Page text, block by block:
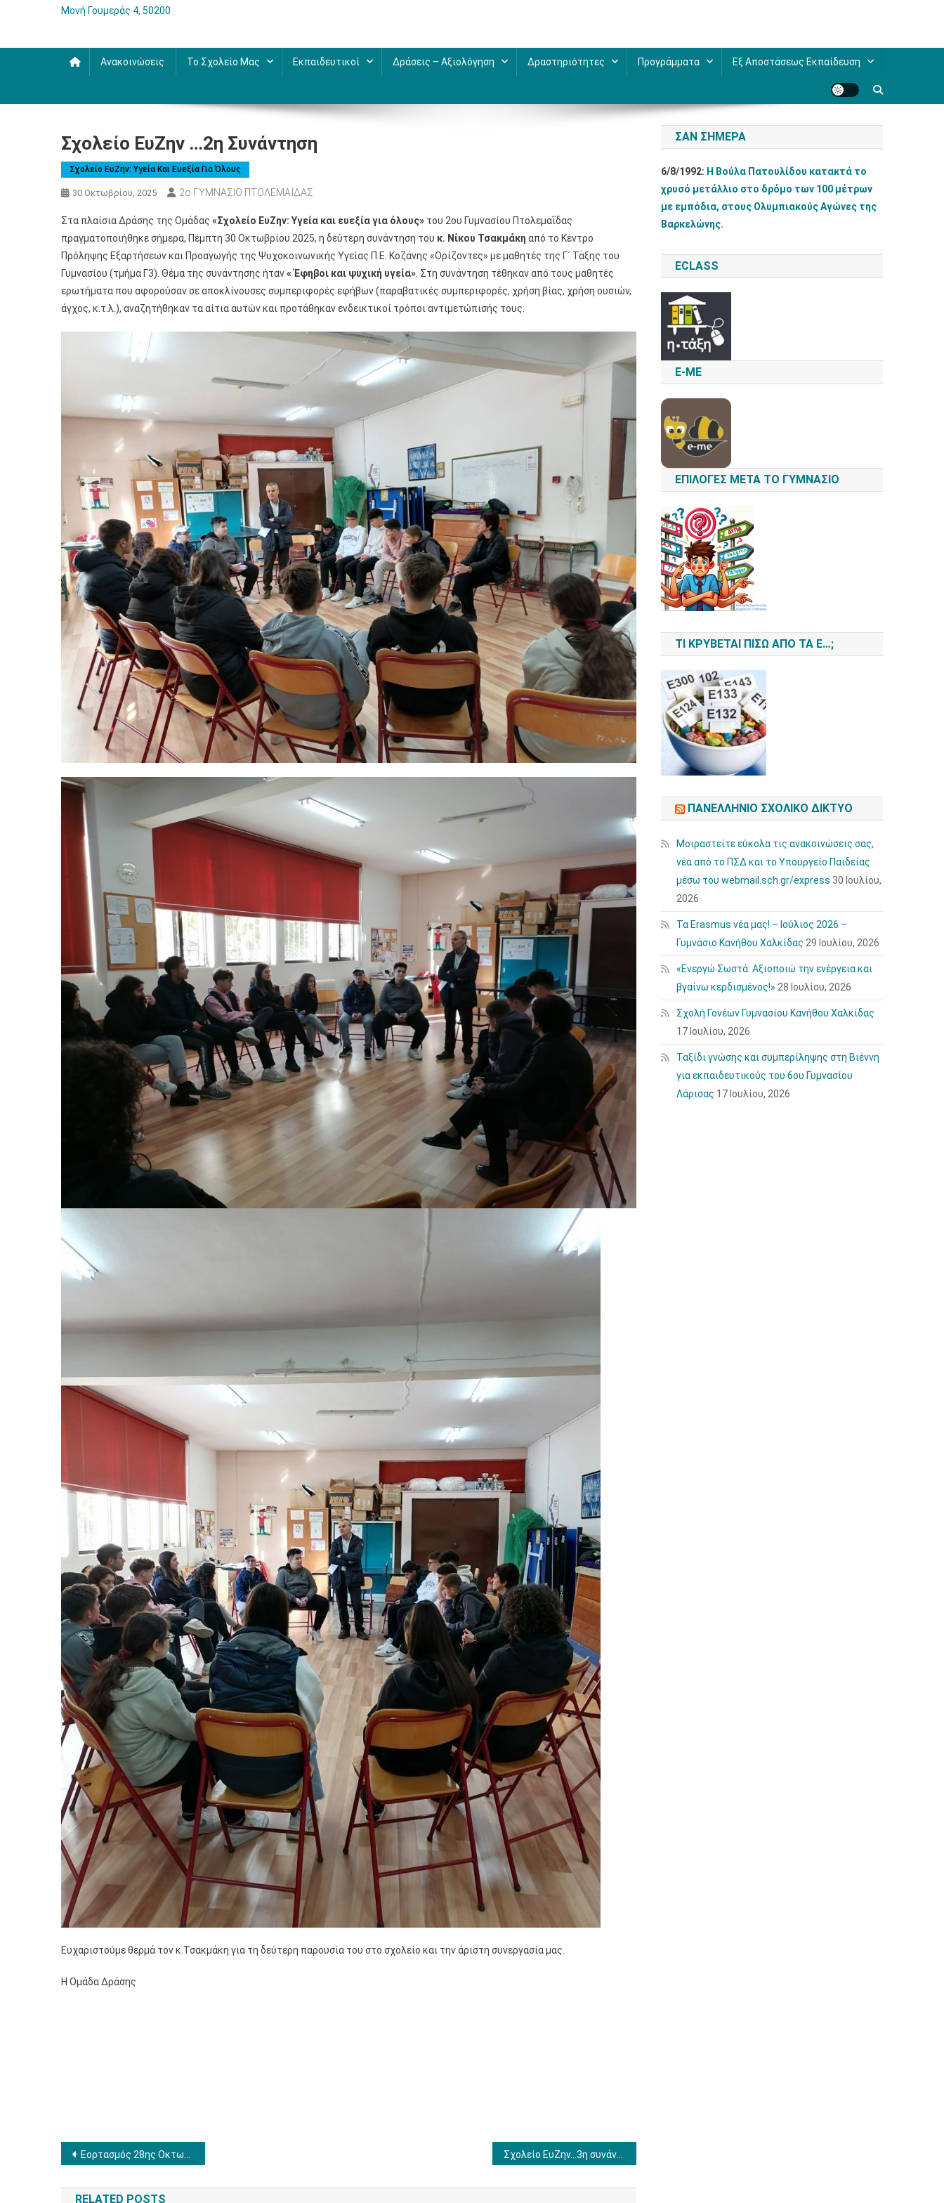
Μονή Γουμεράς 4, 50200
Ανακοινώσεις Το Σχολείο Μας Εκπαιδευτικοί Δράσεις – Αξιολόγηση Δραστηριότητες Προγράμματα Εξ Αποστάσεως Εκπαίδευση
Σχολείο ΕυΖην …2η Συνάντηση
Σχολείο ΕυΖην: Υγεία Και Ευεξία Για Όλους
30 Οκτωβρίου, 2025 2ο ΓΥΜΝΑΣΙΟ ΠΤΟΛΕΜΑΪΔΑΣ
Στα πλαίσια Δράσης της Ομάδας «Σχολείο ΕυΖην: Υγεία και ευεξία για όλους» του 2ου Γυμνασίου Πτολεμαΐδας
πραγματοποιήθηκε σήμερα, Πέμπτη 30 Οκτωβρίου 2025, η δεύτερη συνάντηση του κ. Νίκου Τσακμάκη από το Κέντρο
Πρόληψης Εξαρτήσεων και Προαγωγής της Ψυχοκοινωνικής Υγείας Π.Ε. Κοζάνης «Ορίζοντες» με μαθητές της Γ΄ Τάξης του
Γυμνασίου (τμήμα Γ3). Θέμα της συνάντησης ήταν« Έφηβοι και ψυχική υγεία» . Στη συνάντηση τέθηκαν από τους μαθητές
ερωτήματα που αφορούσαν σε αποκλίνουσες συμπεριφορές εφήβων (παραβατικές συμπεριφορές, χρήση βίας, χρήση ουσιών,
άγχος, κ.τ.λ.), αναζητήθηκαν τα αίτια αυτών και προτάθηκαν ενδεικτικοί τρόποι αντιμετώπισής τους.
Ευχαριστούμε θερμά τον κ.Τσακμάκη για τη δεύτερη παρουσία του στο σχολείο και την άριστη συνεργασία μας.
Η Ομάδα Δράσης
Πλοήγηση
άρθρων
Εορτασμός 28ης Οκτωβρίου Σχολείο ΕυΖην…3η συνάντηση
RELATED POSTS
ΣΑΝ ΣΉΜΕΡΑ
6/8/1992: Η Βούλα Πατουλίδου κατακτά το
χρυσό μετάλλιο στο δρόμο των 100 μέτρων
με εμπόδια, στους Ολυμπιακούς Αγώνες της
Βαρκελώνης.
ECLASS
E-ME
ΕΠΙΛΟΓΈΣ ΜΕΤΆ ΤΟ ΓΥΜΝΆΣΙΟ
ΤΙ ΚΡΎΒΕΤΑΙ ΠΊΣΩ ΑΠΌ ΤΑ Ε…;
ΠΑΝΕΛΛΉΝΙΟ ΣΧΟΛΙΚΌ ΔΊΚΤΥΟ
Μοιραστείτε εύκολα τις ανακοινώσεις σας,
νέα από το ΠΣΔ και το Υπουργείο Παιδείας
μέσω του webmail.sch.gr/express 30 Ιουλίου,
2026
Τα Erasmus νέα μας! – Ιούλιος 2026 –
Γυμνάσιο Κανήθου Χαλκίδας 29 Ιουλίου, 2026
«Ενεργώ Σωστά: Αξιοποιώ την ενέργεια και
βγαίνω κερδισμένος!» 28 Ιουλίου, 2026
Σχολή Γονέων Γυμνασίου Κανήθου Χαλκίδας
17 Ιουλίου, 2026
Ταξίδι γνώσης και συμπερίληψης στη Βιέννη
για εκπαιδευτικούς του 6ου Γυμνασίου
Λάρισας 17 Ιουλίου, 2026